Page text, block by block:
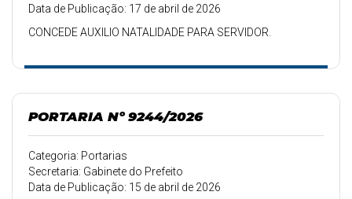
Data de Publicação: 17 de abril de 2026
CONCEDE AUXILIO NATALIDADE PARA SERVIDOR.
PORTARIA Nº 9244/2026
Categoria: Portarias
Secretaria: Gabinete do Prefeito
Data de Publicação: 15 de abril de 2026